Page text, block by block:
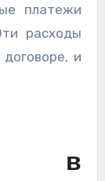
платежи
расходы
и
в